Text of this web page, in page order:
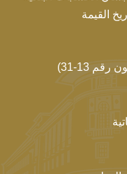
القيمة
13-31)